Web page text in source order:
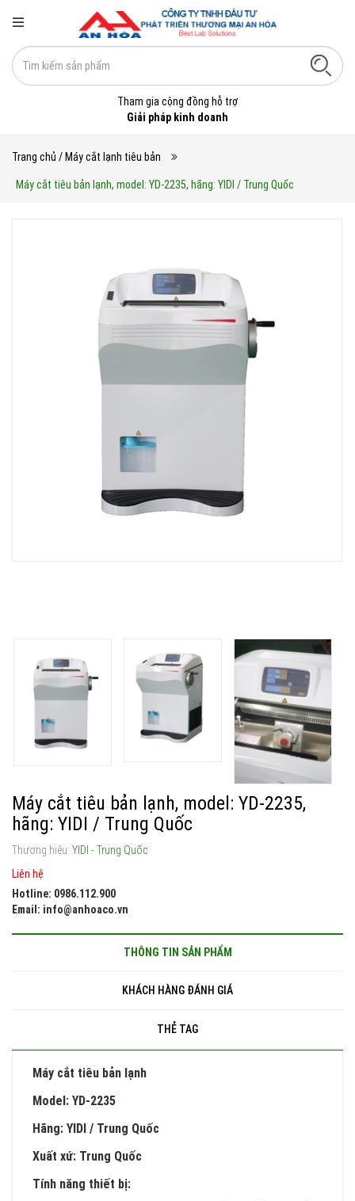
Tham gia cộng đồng hỗ trợ
Giải pháp kinh doanh
Trang chủ / Máy cắt lạnh tiêu bản
Máy cắt tiêu bản lạnh, model: YD-2235, hãng: YIDI / Trung Quốc
Máy cắt tiêu bản lạnh, model: YD-2235,
hãng: YIDI / Trung Quốc
Thương hiệu: YIDI - Trung Quốc
Liên hệ
Hotline: 0986.112.900
Email: info@anhoaco.vn
THÔNG TIN SẢN PHẨM
KHÁCH HÀNG ĐÁNH GIÁ
THẺ TAG
Máy cắt tiêu bản lạnh
Model: YD-2235
Hãng: YIDI / Trung Quốc
Xuất xứ: Trung Quốc
Tính năng thiết bị: